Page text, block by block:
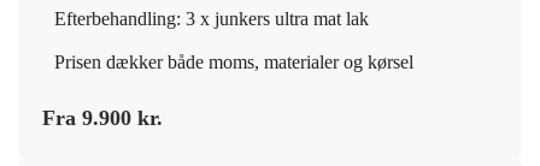
Efterbehandling: 3 x junkers ultra mat lak
Prisen dækker både moms, materialer og kørsel
Fra 9.900 kr.